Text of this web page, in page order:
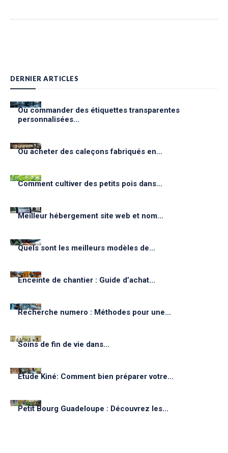
DERNIER ARTICLES
Où commander des étiquettes transparentes
personnalisées...
Où acheter des caleçons fabriqués en...
Comment cultiver des petits pois dans...
Meilleur hébergement site web et nom...
Quels sont les meilleurs modèles de...
Enceinte de chantier : Guide d’achat...
Recherche numero : Méthodes pour une...
Soins de fin de vie dans...
Étude Kiné: Comment bien préparer votre...
Petit Bourg Guadeloupe : Découvrez les...